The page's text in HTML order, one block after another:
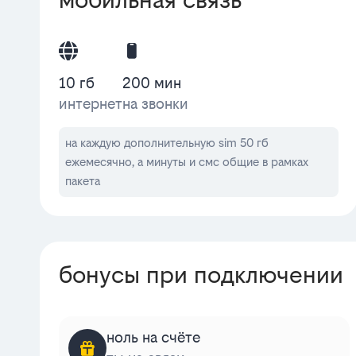
10 гб
интернет
200 мин
на звонки
на каждую дополнительную sim 50 гб
ежемесячно, а минуты и смс общие в рамках
пакета
бонусы при подключении
ноль на счёте